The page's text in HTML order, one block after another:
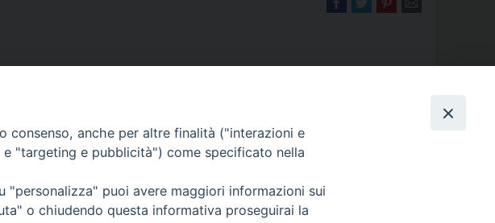
Diocesi di Melfi Rapolla Venosa
diocesi.melfi_rapolla_venosa@legalmail.it
anche per altre finalità ("interazioni e
"targeting e pubblicità") come specificato nella
puoi avere maggiori informazioni sui
o chiudendo questa informativa proseguirai la